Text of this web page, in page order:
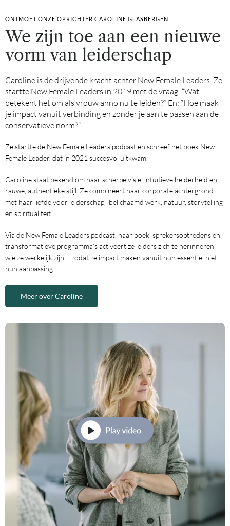
ONTMOET ONZE OPRICHTER CAROLINE GLASBERGEN
We zijn toe aan een nieuwe
vorm van leiderschap
Caroline is de drijvende kracht achter New Female Leaders. Ze
startte New Female Leaders in 2019 met de vraag: “Wat
betekent het om als vrouw anno nu te leiden?” En: “Hoe maak
je impact vanuit verbinding en zonder je aan te passen aan de
conservatieve norm?”
Ze startte de New Female Leaders podcast en schreef het boek New
Female Leader, dat in 2021 succesvol uitkwam.
Caroline staat bekend om haar scherpe visie, intuïtieve helderheid en
rauwe, authentieke stijl. Ze combineert haar corporate achtergrond
met haar liefde voor leiderschap, belichaamd werk, natuur, storytelling
en spiritualiteit.
Via de New Female Leaders podcast, haar boek, sprekersoptredens en
transformatieve programma’s activeert ze leiders zich te herinneren
wie ze werkelijk zijn – zodat ze impact maken vanuit hun essentie, niet
hun aanpassing.
Meer over Caroline